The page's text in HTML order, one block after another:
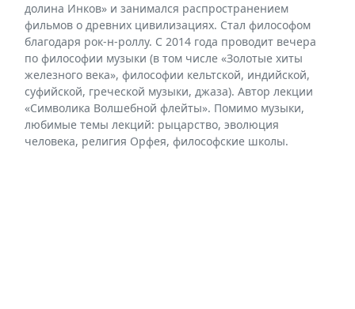
долина Инков» и занимался распространением
фильмов о древних цивилизациях. Стал философом
благодаря рок-н-роллу. С 2014 года проводит вечера
по философии музыки (в том числе «Золотые хиты
железного века», философии кельтской, индийской,
суфийской, греческой музыки, джаза). Автор лекции
«Символика Волшебной флейты». Помимо музыки,
любимые темы лекций: рыцарство, эволюция
человека, религия Орфея, философские школы.